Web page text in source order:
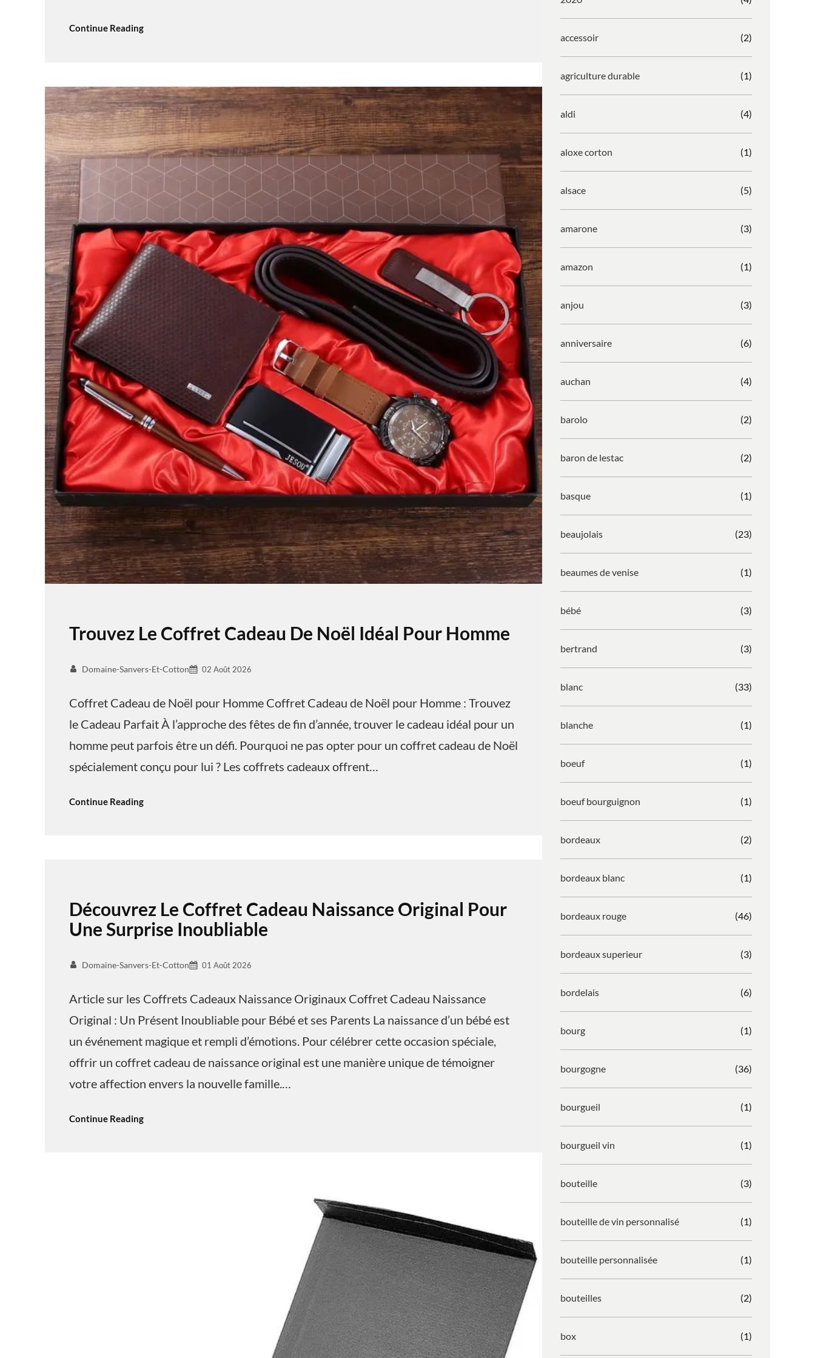
Continue Reading
Trouvez Le Coffret Cadeau De Noël Idéal Pour Homme
Domaine-Sanvers-Et-Cotton 02 Août 2026
Coffret Cadeau de Noël pour Homme Coffret Cadeau de Noël pour Homme : Trouvez
le Cadeau Parfait À l’approche des fêtes de fin d’année, trouver le cadeau idéal pour un
homme peut parfois être un défi. Pourquoi ne pas opter pour un coffret cadeau de Noël
spécialement conçu pour lui ? Les coffrets cadeaux offrent…
Continue Reading
Découvrez Le Coffret Cadeau Naissance Original Pour
Une Surprise Inoubliable
Domaine-Sanvers-Et-Cotton 01 Août 2026
Article sur les Coffrets Cadeaux Naissance Originaux Coffret Cadeau Naissance
Original : Un Présent Inoubliable pour Bébé et ses Parents La naissance d’un bébé est
un événement magique et rempli d’émotions. Pour célébrer cette occasion spéciale,
offrir un coffret cadeau de naissance original est une manière unique de témoigner
votre affection envers la nouvelle famille.…
Continue Reading
accessoir (2)
agriculture durable (1)
aldi (4)
aloxe corton (1)
alsace (5)
amarone (3)
amazon (1)
anjou (3)
anniversaire (6)
auchan (4)
barolo (2)
baron de lestac (2)
basque (1)
beaujolais (23)
beaumes de venise (1)
bébé (3)
bertrand (3)
blanc (33)
blanche (1)
boeuf (1)
boeuf bourguignon (1)
bordeaux (2)
bordeaux blanc (1)
bordeaux rouge (46)
bordeaux superieur (3)
bordelais (6)
bourg (1)
bourgogne (36)
bourgueil (1)
bourgueil vin (1)
bouteille (3)
bouteille de vin personnalisé (1)
bouteille personnalisée (1)
bouteilles (2)
box (1)